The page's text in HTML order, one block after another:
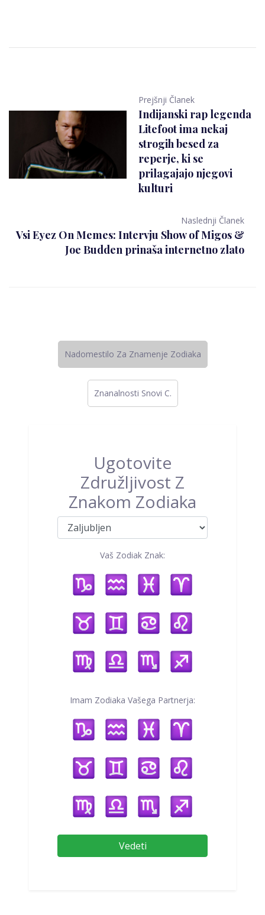
Prejšnji Članek
Indijanski rap legenda
Litefoot ima nekaj
strogih besed za
reperje, ki se
prilagajajo njegovi
kulturi
Naslednji Članek
Vsi Eyez On Memes: Intervju Show of Migos &
Joe Budden prinaša internetno zlato
Nadomestilo Za Znamenje Zodiaka
Znanalnosti Snovi C.
Ugotovite
Združljivost Z
Znakom Zodiaka
Vaš Zodiak Znak:
Imam Zodiaka Vašega Partnerja:
Vedeti